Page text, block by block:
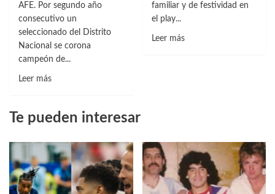
AFE. Por segundo año
consecutivo un
seleccionado del Distrito
Nacional se corona
campeón de...
Leer másLeer
Distrito
campeón
por
segundo
año
familiar y de festividad en
el play...
Leer másLeer
Fútbol
Infantil
Padre
Vicente
Te pueden interesar